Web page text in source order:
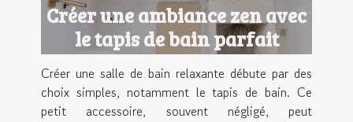
Créer une ambiance zen avec
le tapis de bain parfait
Créer une salle de bain relaxante débute par des
choix simples, notamment le tapis de bain. Ce
petit accessoire, souvent négligé, peut